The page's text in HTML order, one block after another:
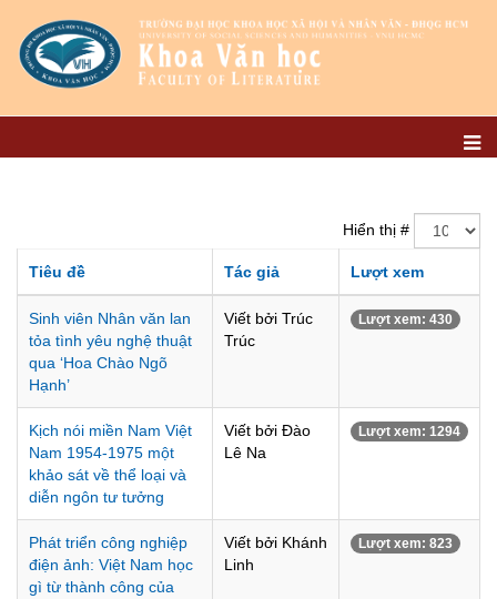
Hiển thị #
Tiêu đề Tác giả Lượt xem
Sinh viên Nhân văn lan
tỏa tình yêu nghệ thuật
qua ‘Hoa Chào Ngõ
Hạnh’
Viết bởi Trúc
Trúc
Lượt xem: 430
Kịch nói miền Nam Việt
Nam 1954-1975 một
khảo sát về thể loại và
diễn ngôn tư tưởng
Viết bởi Đào
Lê Na
Lượt xem: 1294
Phát triển công nghiệp
điện ảnh: Việt Nam học
gì từ thành công của
Viết bởi Khánh
Linh
Lượt xem: 823